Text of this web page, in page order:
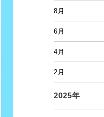
8月
6月
4月
2月
2025年